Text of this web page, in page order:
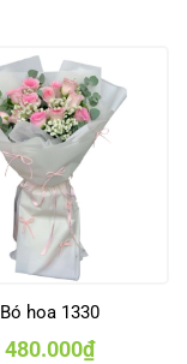
Bó hoa 1330
480.000₫